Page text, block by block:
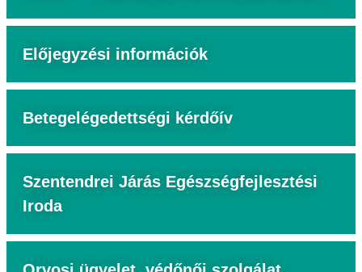
Előjegyzési információk
Betegelégedettségi kérdőív
Szentendrei Járás Egészségfejlesztési
Iroda